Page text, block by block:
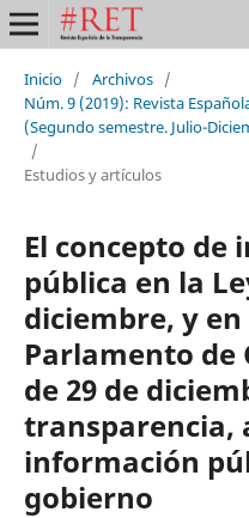
Inicio / Archivos /
Núm. 9 (2019): Revista
(Segundo semestre. Julio-
/
Estudios y artículos
El concepto de
pública en la
diciembre, y en
Parlamento de
de 29 de
transparencia,
información
gobierno